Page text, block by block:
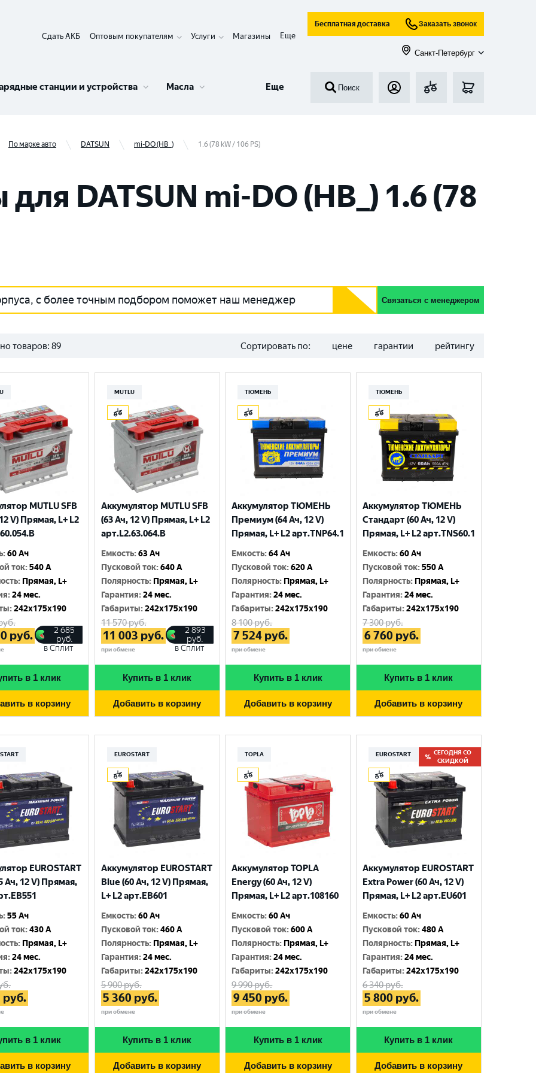
Сдать АКБ Оптовым покупателям Услуги Магазины Еще
Бесплатная доставка Заказать звонок
Санкт-Петербург
станции и устройства Масла Еще Поиск
По марке авто DATSUN mi-DO (HB_) 1.6 (78 kW / 106 PS)
DATSUN mi-DO (HB_) 1.6 (78
с более точным подбором поможет наш менеджер Связаться с менеджером
товаров: 89 Сортировать по: цене гарантии рейтингу
MUTLU SFB
V) Прямая, L+ L2
:60 Ач
ток:540 A
: Прямая, L+
:24 мес.
:242x175x190
руб.
2 685
руб.
в Сплит
в 1 клик
в корзину
MUTLU
Аккумулятор MUTLU SFB
(63 Ач, 12 V) Прямая, L+ L2
арт.L2.63.064.B
Емкость:63 Ач
Пусковой ток:640 A
Полярность: Прямая, L+
Гарантия:24 мес.
Габариты:242x175x190
11 570руб.
11 003 руб.
при обмене
2 893
руб.
в Сплит
Купить в 1 клик
Добавить в корзину
ТЮМЕНЬ
Аккумулятор ТЮМЕНЬ
Премиум (64 Ач, 12 V)
Прямая, L+ L2 арт.TNP64.1
Емкость:64 Ач
Пусковой ток:620 A
Полярность: Прямая, L+
Гарантия:24 мес.
Габариты:242x175x190
8 100руб.
7 524 руб.
при обмене
Купить в 1 клик
Добавить в корзину
ТЮМЕНЬ
Аккумулятор ТЮМЕНЬ
Стандарт (60 Ач, 12 V)
Прямая, L+ L2 арт.TNS60.1
Емкость:60 Ач
Пусковой ток:550 A
Полярность: Прямая, L+
Гарантия:24 мес.
Габариты:242x175x190
7 300руб.
6 760 руб.
при обмене
Купить в 1 клик
Добавить в корзину
EUROSTART
Ач, 12 V) Прямая,
:55 Ач
ток:430 A
: Прямая, L+
:24 мес.
:242x175x190
руб.
в 1 клик
в корзину
EUROSTART
Аккумулятор EUROSTART
Blue (60 Ач, 12 V) Прямая,
L+ L2 арт.EB601
Емкость:60 Ач
Пусковой ток:460 A
Полярность: Прямая, L+
Гарантия:24 мес.
Габариты:242x175x190
5 900руб.
5 360 руб.
при обмене
Купить в 1 клик
Добавить в корзину
TOPLA
Аккумулятор TOPLA
Energy (60 Ач, 12 V)
Прямая, L+ L2 арт.108160
Емкость:60 Ач
Пусковой ток:600 A
Полярность: Прямая, L+
Гарантия:24 мес.
Габариты:242x175x190
9 990руб.
9 450 руб.
при обмене
Купить в 1 клик
Добавить в корзину
EUROSTART
СЕГОДНЯ СО
СКИДКОЙ
Аккумулятор EUROSTART
Extra Power (60 Ач, 12 V)
Прямая, L+ L2 арт.EU601
Емкость:60 Ач
Пусковой ток:480 A
Полярность: Прямая, L+
Гарантия:24 мес.
Габариты:242x175x190
6 340руб.
5 800 руб.
при обмене
Купить в 1 клик
Добавить в корзину